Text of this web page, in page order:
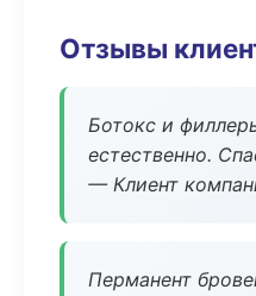
Отзывы
Ботокс и
естественно.
— Клиент
Перманент